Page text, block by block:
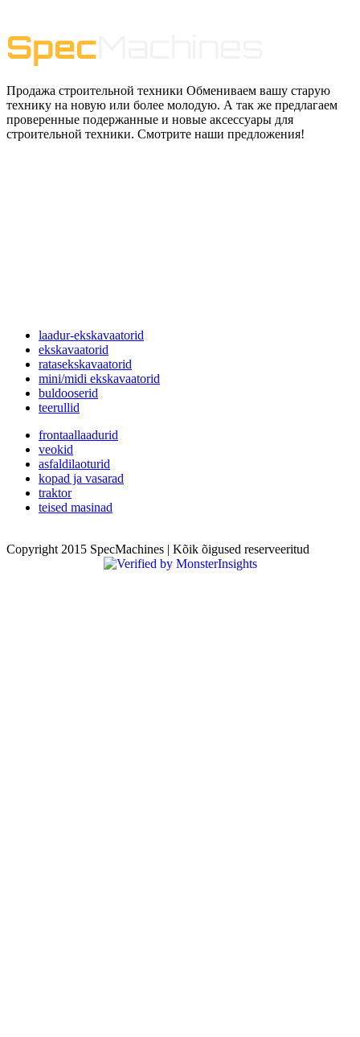
Продажа строительной техники Обмениваем вашу старую
технику на новую или более молодую. А так же предлагаем
проверенные подержанные и новые аксессуары для
строительной техники. Смотрите наши предложения!
laadur-ekskavaatorid
ekskavaatorid
ratasekskavaatorid
mini/midi ekskavaatorid
buldooserid
teerullid
frontaallaadurid
veokid
asfaldilaoturid
kopad ja vasarad
traktor
teised masinad
Copyright 2015 SpecMachines | Kõik õigused reserveeritud